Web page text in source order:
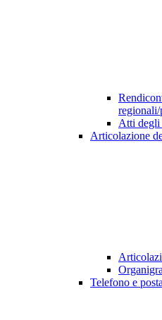
Atti degli
Articolazione
Telefono e